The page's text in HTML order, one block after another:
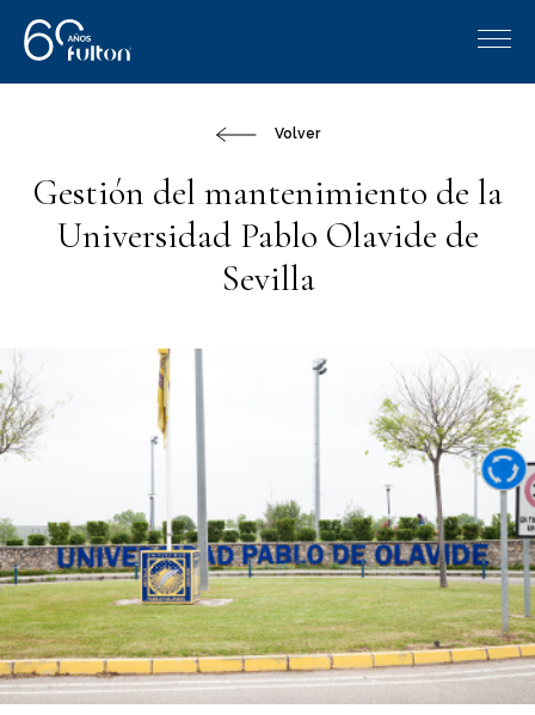
Volver
Gestión del mantenimiento de la
Universidad Pablo Olavide de
Sevilla